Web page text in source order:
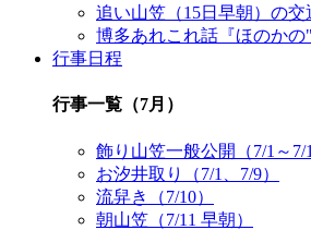
追い山笠（15日早朝）の交
博多あれこれ話『ほのかの
行事日程
行事一覧（7月）
飾り山笠一般公開（7/1～7/
お汐井取り（7/1、7/9）
流舁き（7/10）
朝山笠（7/11 早朝）